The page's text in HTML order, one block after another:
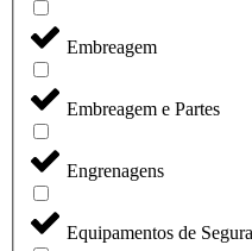
Embreagem
Embreagem e Partes
Engrenagens
Equipamentos de